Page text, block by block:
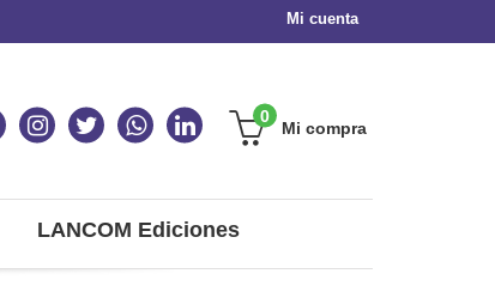
Mi cuenta
Mi compra
0
LANCOM Ediciones